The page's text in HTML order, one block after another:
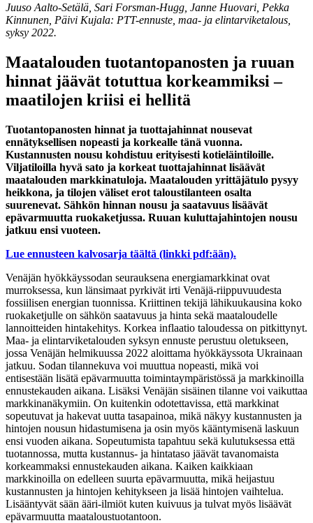
Juuso Aalto-Setälä, Sari Forsman-Hugg, Janne Huovari, Pekka
Kinnunen, Päivi Kujala: PTT-ennuste, maa- ja elintarviketalous,
syksy 2022.
Maatalouden tuotantopanosten ja ruuan
hinnat jäävät totuttua korkeammiksi –
maatilojen kriisi ei hellitä
Tuotantopanosten hinnat ja tuottajahinnat nousevat
ennätyksellisen nopeasti ja korkealle tänä vuonna.
Kustannusten nousu kohdistuu erityisesti kotieläintiloille.
Viljatiloilla hyvä sato ja korkeat tuottajahinnat lisäävät
maatalouden markkinatuloja. Maatalouden yrittäjätulo pysyy
heikkona, ja tilojen väliset erot taloustilanteen osalta
suurenevat. Sähkön hinnan nousu ja saatavuus lisäävät
epävarmuutta ruokaketjussa. Ruuan kuluttajahintojen nousu
jatkuu ensi vuoteen.
Lue ennusteen kalvosarja täältä (linkki pdf:ään).
Venäjän hyökkäyssodan seurauksena energiamarkkinat ovat
murroksessa, kun länsimaat pyrkivät irti Venäjä-riippuvuudesta
fossiilisen energian tuonnissa. Kriittinen tekijä lähikuukausina koko
ruokaketjulle on sähkön saatavuus ja hinta sekä maataloudelle
lannoitteiden hintakehitys. Korkea inflaatio taloudessa on pitkittynyt.
Maa- ja elintarviketalouden syksyn ennuste perustuu oletukseen,
jossa Venäjän helmikuussa 2022 aloittama hyökkäyssota Ukrainaan
jatkuu. Sodan tilannekuva voi muuttua nopeasti, mikä voi
entisestään lisätä epävarmuutta toimintaympäristössä ja markkinoilla
ennustekauden aikana. Lisäksi Venäjän sisäinen tilanne voi vaikuttaa
markkinanäkymiin. On kuitenkin odotettavissa, että markkinat
sopeutuvat ja hakevat uutta tasapainoa, mikä näkyy kustannusten ja
hintojen nousun hidastumisena ja osin myös kääntymisenä laskuun
ensi vuoden aikana. Sopeutumista tapahtuu sekä kulutuksessa että
tuotannossa, mutta kustannus- ja hintataso jäävät tavanomaista
korkeammaksi ennustekauden aikana. Kaiken kaikkiaan
markkinoilla on edelleen suurta epävarmuutta, mikä heijastuu
kustannusten ja hintojen kehitykseen ja lisää hintojen vaihtelua.
Lisääntyvät sään ääri-ilmiöt kuten kuivuus ja tulvat myös lisäävät
epävarmuutta maataloustuotantoon.